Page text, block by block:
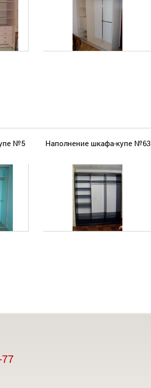
№5 Наполнение шкафа-купе №63